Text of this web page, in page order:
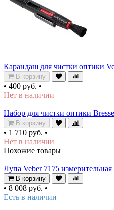
Карандаш для чистки оптики
В корзину
• 400 руб. •
Нет в наличии
Набор для чистки оптики
В корзину
• 1 710 руб. •
Нет в наличии
Похожие товары
Лупа Veber 7175
В корзину
• 8 008 руб. •
Есть в наличии